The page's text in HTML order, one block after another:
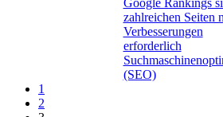
Google Rankings
zahlreichen Seiten
Verbesserungen
erforderlich
(SEO)
1
2